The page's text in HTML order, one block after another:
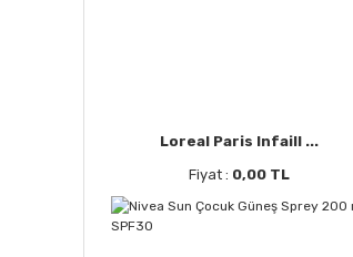
Loreal Paris Infaill ...
Fiyat : 0,00 TL